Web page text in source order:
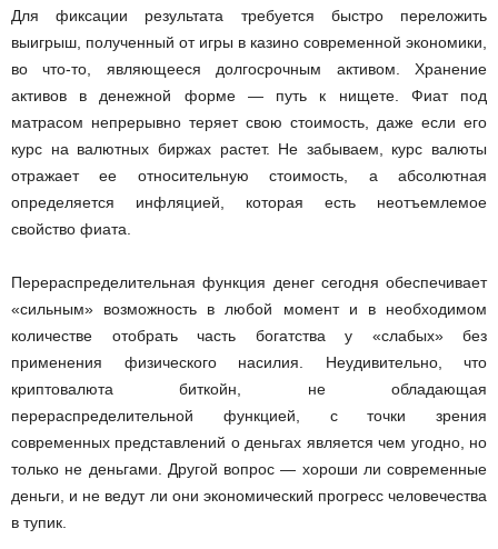
Для фиксации результата требуется быстро переложить
выигрыш, полученный от игры в казино современной экономики,
во что-то, являющееся долгосрочным активом. Хранение
активов в денежной форме — путь к нищете. Фиат под
матрасом непрерывно теряет свою стоимость, даже если его
курс на валютных биржах растет. Не забываем, курс валюты
отражает ее относительную стоимость, а абсолютная
определяется инфляцией, которая есть неотъемлемое
свойство фиата.
Перераспределительная функция денег сегодня обеспечивает
«сильным» возможность в любой момент и в необходимом
количестве отобрать часть богатства у «слабых» без
применения физического насилия. Неудивительно, что
криптовалюта биткойн, не обладающая
перераспределительной функцией, с точки зрения
современных представлений о деньгах является чем угодно, но
только не деньгами. Другой вопрос — хороши ли современные
деньги, и не ведут ли они экономический прогресс человечества
в тупик.